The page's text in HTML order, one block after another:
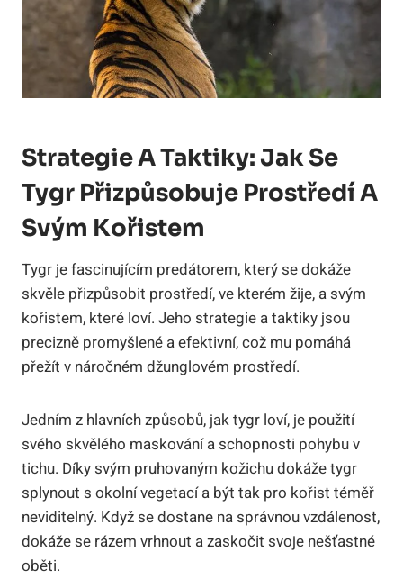
Strategie A Taktiky: Jak Se
Tygr Přizpůsobuje Prostředí A
Svým Kořistem
Tygr je fascinujícím predátorem, který se dokáže
skvěle přizpůsobit prostředí, ve kterém žije, a svým
kořistem, které loví. Jeho strategie a taktiky jsou
precizně promyšlené a efektivní, což mu pomáhá
přežít v náročném džunglovém prostředí.
Jedním z hlavních způsobů, jak tygr loví, je použití
svého skvělého maskování a schopnosti pohybu v
tichu. Díky svým pruhovaným kožichu dokáže tygr
splynout s okolní vegetací a být tak pro kořist téměř
neviditelný. Když se dostane na správnou vzdálenost,
dokáže se rázem vrhnout a zaskočit svoje nešťastné
oběti.